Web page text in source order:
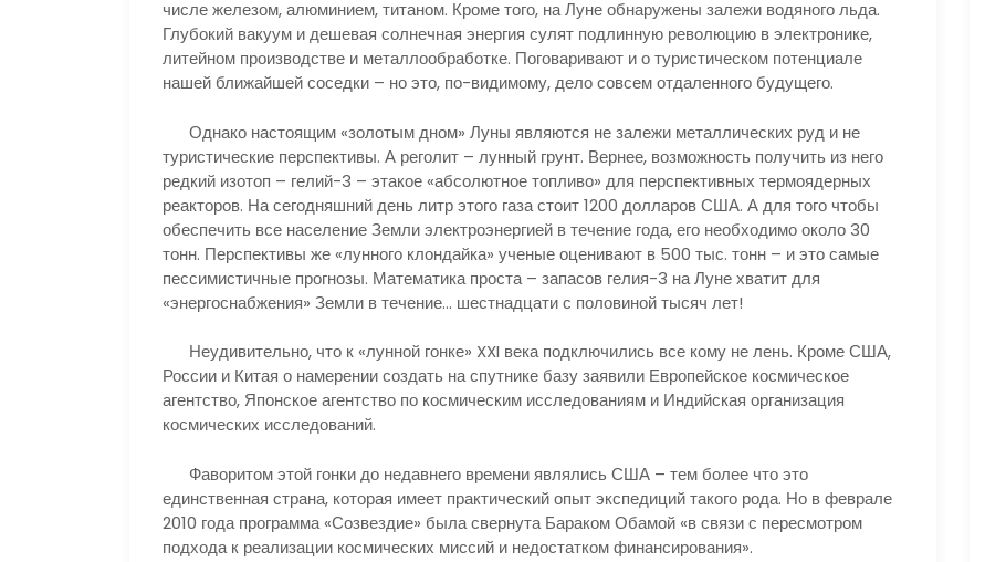
числе железом, алюминием, титаном. Кроме того, на Луне обнаружены залежи водяного льда.
Глубокий вакуум и дешевая солнечная энергия сулят подлинную революцию в электронике,
литейном производстве и металлообработке. Поговаривают и о туристическом потенциале
нашей ближайшей соседки – но это, по-видимому, дело совсем отдаленного будущего.
Однако настоящим «золотым дном» Луны являются не залежи металлических руд и не
туристические перспективы. А реголит – лунный грунт. Вернее, возможность получить из него
редкий изотоп – гелий-3 – этакое «абсолютное топливо» для перспективных термоядерных
реакторов. На сегодняшний день литр этого газа стоит 1200 долларов США. А для того чтобы
обеспечить все население Земли электроэнергией в течение года, его необходимо около 30
тонн. Перспективы же «лунного клондайка» ученые оценивают в 500 тыс. тонн – и это самые
пессимистичные прогнозы. Математика проста – запасов гелия-3 на Луне хватит для
«энергоснабжения» Земли в течение… шестнадцати с половиной тысяч лет!
Неудивительно, что к «лунной гонке» XXI века подключились все кому не лень. Кроме США,
России и Китая о намерении создать на спутнике базу заявили Европейское космическое
агентство, Японское агентство по космическим исследованиям и Индийская организация
космических исследований.
Фаворитом этой гонки до недавнего времени являлись США – тем более что это
единственная страна, которая имеет практический опыт экспедиций такого рода. Но в феврале
2010 года программа «Созвездие» была свернута Бараком Обамой «в связи с пересмотром
подхода к реализации космических миссий и недостатком финансирования».